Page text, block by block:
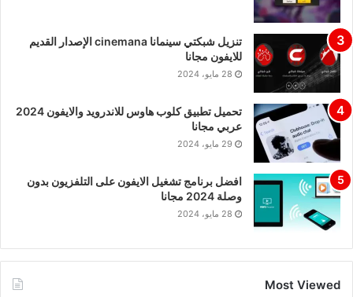
تنزيل شبكتي سينمانا cinemana الإصدار القديم
للايفون مجانا
28 مايو، 2024
تحميل تطبيق كلوب هاوس للاندرويد والايفون 2024
عربي مجانا
29 مايو، 2024
افضل برنامج تشغيل الايفون على التلفزيون بدون
وصلة 2024 مجانا
28 مايو، 2024
Most Viewed